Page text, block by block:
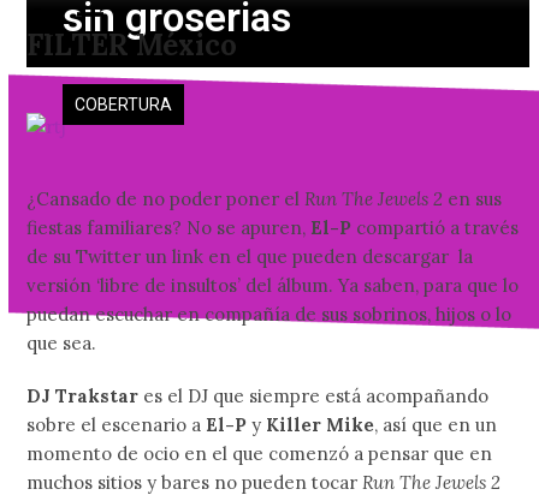
content
FILTER México
Open
mobile
menu
Close
mobile
menu
COBERTURA
sin groserias
¿Cansado de no poder poner elRun The Jewels 2 en sus
fiestas familiares? No se apuren, El-P compartió a través
de su Twitter un link en el que pueden descargar la
versión ‘libre de insultos’ del álbum. Ya saben, para que lo
puedan escuchar en compañía de sus sobrinos, hijos o lo
que sea.
DJ Trakstar es el DJ que siempre está acompañando
sobre el escenario a El-P y Killer Mike, así que en un
momento de ocio en el que comenzó a pensar que en
muchos sitios y bares no pueden tocarRun The Jewels 2